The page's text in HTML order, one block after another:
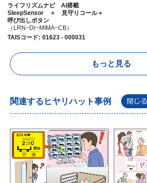
ライフリズムナビ AI搭載
SleepSensor ＋ 見守りコール＋
呼び出しボタン
（LRN−Dr−MIMA−CB）
TAISコード: 01623 - 000031
もっと見る
関連するヒヤリハット事例